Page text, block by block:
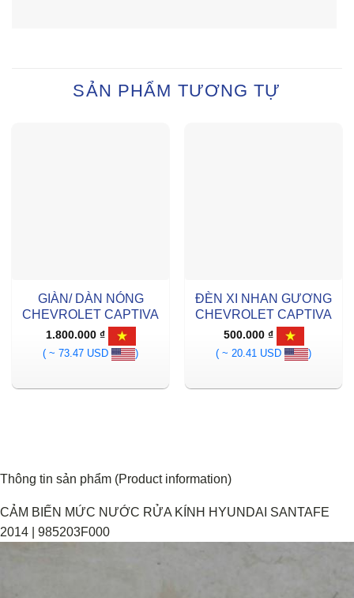
SẢN PHẨM TƯƠNG TỰ
GIÀN/ DÀN NÓNG
CHEVROLET CAPTIVA
1.800.000 ₫
( ~ 73.47 USD
)
ĐÈN XI NHAN GƯƠNG
CHEVROLET CAPTIVA
500.000 ₫
( ~ 20.41 USD
)
Thông tin sản phẩm (Product information)
CẢM BIẾN MỨC NƯỚC RỬA KÍNH HYUNDAI SANTAFE
2014 | 985203F000